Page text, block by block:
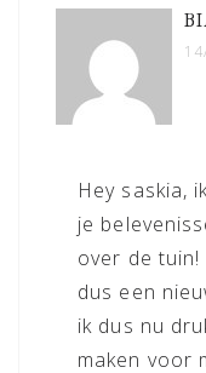
Hey saskia,
je
over de tuin!
dus een
ik dus nu
maken voor